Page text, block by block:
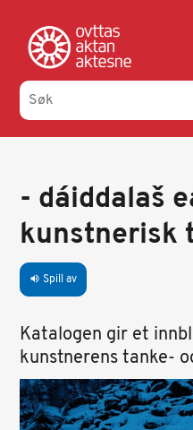
hovedinnhold
- dáiddalaš
kunstnerisk
volume_up Spill av
Katalogen gir et
kunstnerens tanke-